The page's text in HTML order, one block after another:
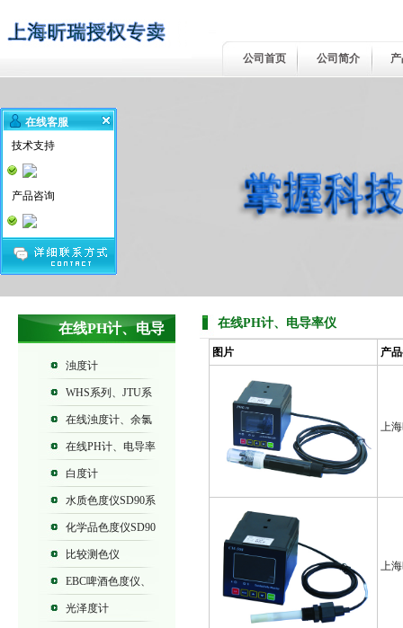
公司首页 公司简介
在线PH计、电导
率仪
浊度计
WHS系列、JTU系
列浊度计在线浊度计、余氯
在线PH计、电导率
白度计
水质色度仪SD90系
化学品色度仪SD90
系列 比较测色仪
EBC啤酒色度仪、
SD9012B、SD9012
光泽度计
在线PH计、电导率仪
图片 产
上
上
在线客服
技术支持
产品咨询